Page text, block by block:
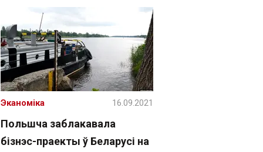
Польшча заблакавала
бізнэс-праекты ў Беларусі на
Эканоміка 16.09.2021